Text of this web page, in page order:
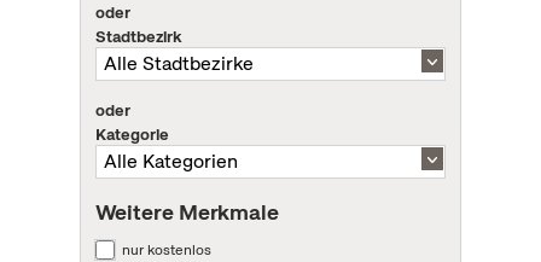
oder
Stadtbezirk
oder
Kategorie
Weitere Merkmale
nur kostenlos